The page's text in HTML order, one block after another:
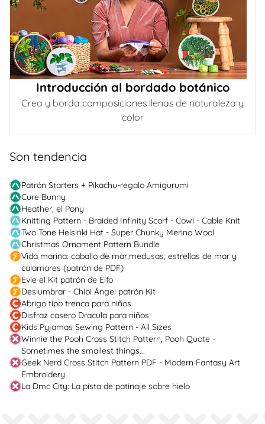
Introducción al bordado botánico
Crea y borda composiciones llenas de naturaleza y
color
Son tendencia
Patrón Starters + Pikachu-regalo Amigurumi
Cure Bunny
Heather, el Pony
Knitting Pattern - Braided Infinity Scarf - Cowl - Cable Knit
Two Tone Helsinki Hat - Super Chunky Merino Wool
Christmas Ornament Pattern Bundle
Vida marina: caballo de mar,medusas, estrellas de mar y
calamares (patrón de PDF)
Evie el Kit patrón de Elfo
Deslumbrar - Chibi Ángel patrón Kit
Abrigo tipo trenca para niños
Disfraz casero Dracula para niños
Kids Pyjamas Sewing Pattern - All Sizes
Winnie the Pooh Cross Stitch Pattern, Pooh Quote -
Sometimes the smallest things...
Geek Nerd Cross Stitch Pattern PDF - Modern Fantasy Art
Embroidery
La Dmc City: La pista de patinaje sobre hielo